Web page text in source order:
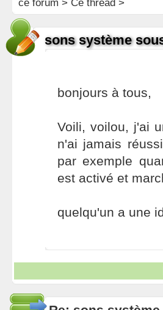
ce forum > Ce thread >
sons système
bonjours à tous,
Voili, voilou, j'ai
n'ai jamais
par exemple
est activé et
quelqu'un a une